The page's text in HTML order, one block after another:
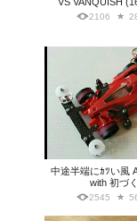
2106
中途半端にｶﾂい風
with 初づ
2545